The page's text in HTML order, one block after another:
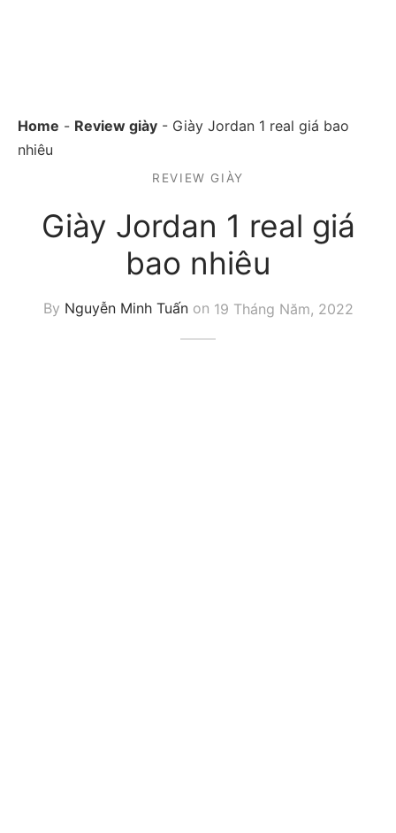
Home - Review giày - Giày Jordan 1 real giá bao
nhiêu
REVIEW GIÀY
Giày Jordan 1 real giá
bao nhiêu
By Nguyễn Minh Tuấnon 19 Tháng Năm, 2022